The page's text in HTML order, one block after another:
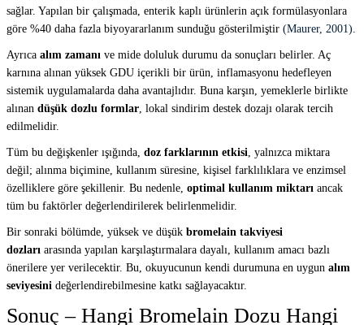
sağlar. Yapılan bir çalışmada, enterik kaplı ürünlerin açık formülasyonlara
göre %40 daha fazla biyoyararlanım sunduğu gösterilmiştir (Maurer, 2001)
Ayrıca alım zamanı ve mide doluluk durumu da sonuçları belirler. Aç
karnına alınan yüksek GDU içerikli bir ürün, inflamasyonu hedefleyen
sistemik uygulamalarda daha avantajlıdır. Buna karşın, yemeklerle birlikte
alınan düşük dozlu formlar , lokal sindirim destek dozajı olarak tercih
edilmelidir.
Tüm bu değişkenler ışığında, doz farklarının etkisi , yalnızca miktara
değil; alınma biçimine, kullanım süresine, kişisel farklılıklara ve enzimsel
özelliklere göre şekillenir. Bu nedenle, optimal kullanım miktarı ancak
tüm bu faktörler değerlendirilerek belirlenmelidir.
Bir sonraki bölümde, yüksek ve düşük bromelain takviyesi
dozları arasında yapılan karşılaştırmalara dayalı, kullanım amacı bazlı
önerilere yer verilecektir. Bu, okuyucunun kendi durumuna en uygun alım
seviyesini değerlendirebilmesine katkı sağlayacaktır.
Sonuç – Hangi Bromelain Dozu Hangi